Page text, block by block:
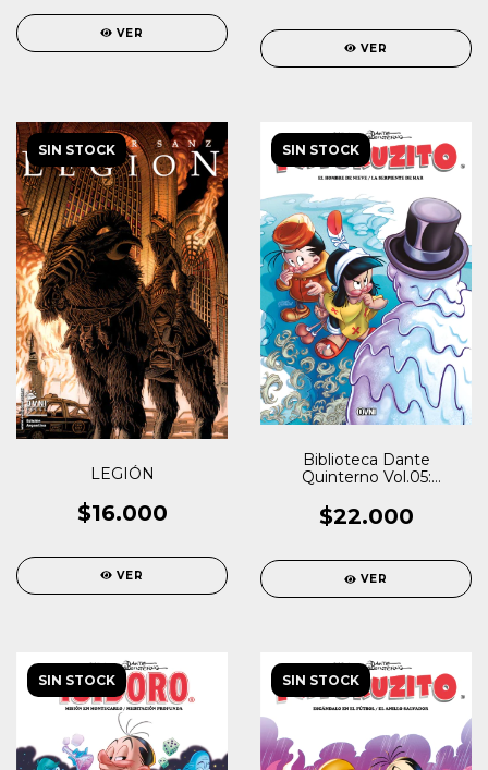
VER
VER
SIN STOCK
LEGIÓN
$16.000
VER
SIN STOCK
Biblioteca Dante
Quinterno Vol.05:
$22.000
VER
SIN STOCK SIN STOCK